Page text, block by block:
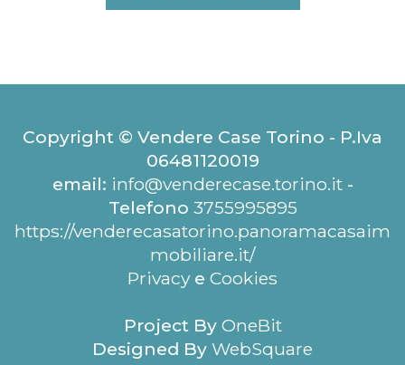
Copyright © Vendere Case Torino - P.Iva
06481120019
email: info@venderecase.torino.it-
Telefono 3755995895
https://venderecasatorino.panoramacasaim
mobiliare.it/
Privacy e Cookies
Project By OneBit
Designed By WebSquare